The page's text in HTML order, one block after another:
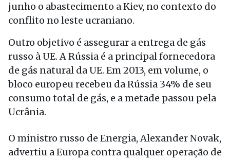
junho o abastecimento a Kiev, no contexto do
conflito no leste ucraniano.
Outro objetivo é assegurar a entrega de gás
russo à UE. A Rússia é a principal fornecedora
de gás natural da UE. Em 2013, em volume, o
bloco europeu recebeu da Rússia 34% de seu
consumo total de gás, e a metade passou pela
Ucrânia.
O ministro russo de Energia, Alexander Novak,
advertiu a Europa contra qualquer operação de